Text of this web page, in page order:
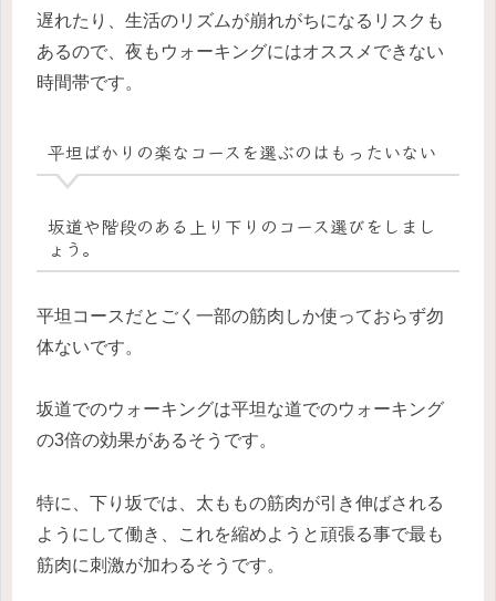
遅れたり、生活のリズムが崩れがちになるリスクも
あるので、夜もウォーキングにはオススメできない
時間帯です。
平坦ばかりの楽なコースを選ぶのはもったいない
坂道や階段のある上り下りのコース選びをしまし
ょう。
平坦コースだとごく一部の筋肉しか使っておらず勿
体ないです。
坂道でのウォーキングは平坦な道でのウォーキング
の3倍の効果があるそうです。
特に、下り坂では、太ももの筋肉が引き伸ばされる
ようにして働き、これを縮めようと頑張る事で最も
筋肉に刺激が加わるそうです。